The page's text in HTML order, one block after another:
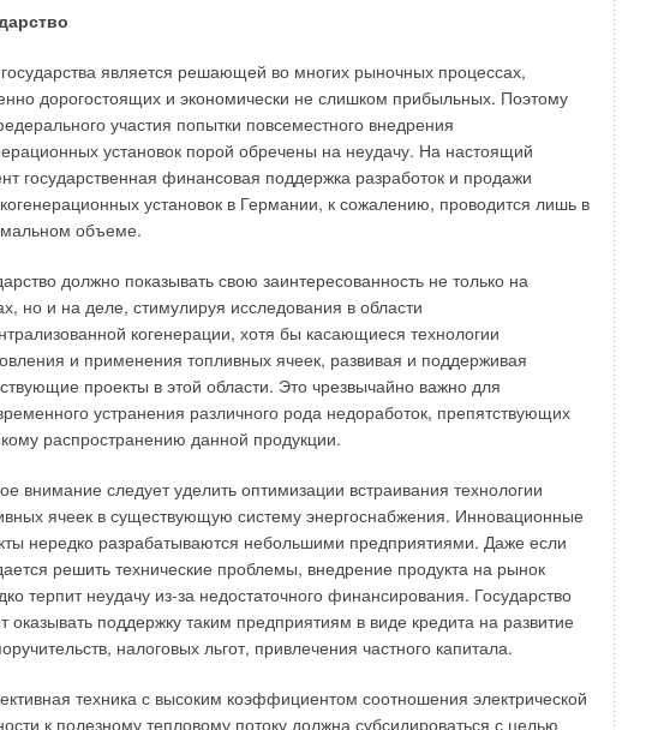
является решающей во многих рыночных процессах,
дорогостоящих и экономически не слишком прибыльных. Поэтому
участия попытки повсеместного внедрения
установок порой обречены на неудачу. На настоящий
государственная финансовая поддержка разработок и продажи
установок в Германии, к сожалению, проводится лишь в
объеме.
должно показывать свою заинтересованность не только на
но и на деле, стимулируя исследования в области
когенерации, хотя бы касающиеся технологии
и применения топливных ячеек, развивая и поддерживая
проекты в этой области. Это чрезвычайно важно для
устранения различного рода недоработок, препятствующих
распространению данной продукции.
внимание следует уделить оптимизации встраивания технологии
ячеек в существующую систему энергоснабжения. Инновационные
нередко разрабатываются небольшими предприятиями. Даже если
решить технические проблемы, внедрение продукта на рынок
терпит неудачу из-за недостаточного финансирования. Государство
оказывать поддержку таким предприятиям в виде кредита на развитие
налоговых льгот, привлечения частного капитала.
техника с высоким коэффициентом соотношения электрической
к полезному тепловому потоку должна субсидироваться с целью
отопления».
общероссийскому классификатору продукции (ОКП), радиаторы
к группе 49 3500 («Радиаторы и конвекторы отопительные»).
отопления изготавливают в соответствии с ГОСТ 31311–2005, но
сертификации не подлежат, согласно «Номенклатуре продукции
подлежащих обязательной сертификации». На радиаторы либо
письмо.
России определяет степень опасности продукции и меры по ее
На простейшую продукцию, которая не может нанести
вреда, не нужно оформлять никаких специальных документов для
Если нужно подтвердить соответствие характеристик неким
безопасности, то оформляется сертификат соответствия
на газообразном топливе».
эксперта, газовые горелки, предназначенные для отопления и
водоснабжения, подлежат обязательной сертификации в системе
регламента в соответствии с Постановлением Правительства РФ
февраля 2010 г. № 65 «Об утверждении технического регламента о
аппаратов, работающих на газообразном топливе» (ТР Га з).
на жидком топливе, радиационные излучатели газовые закрытые,